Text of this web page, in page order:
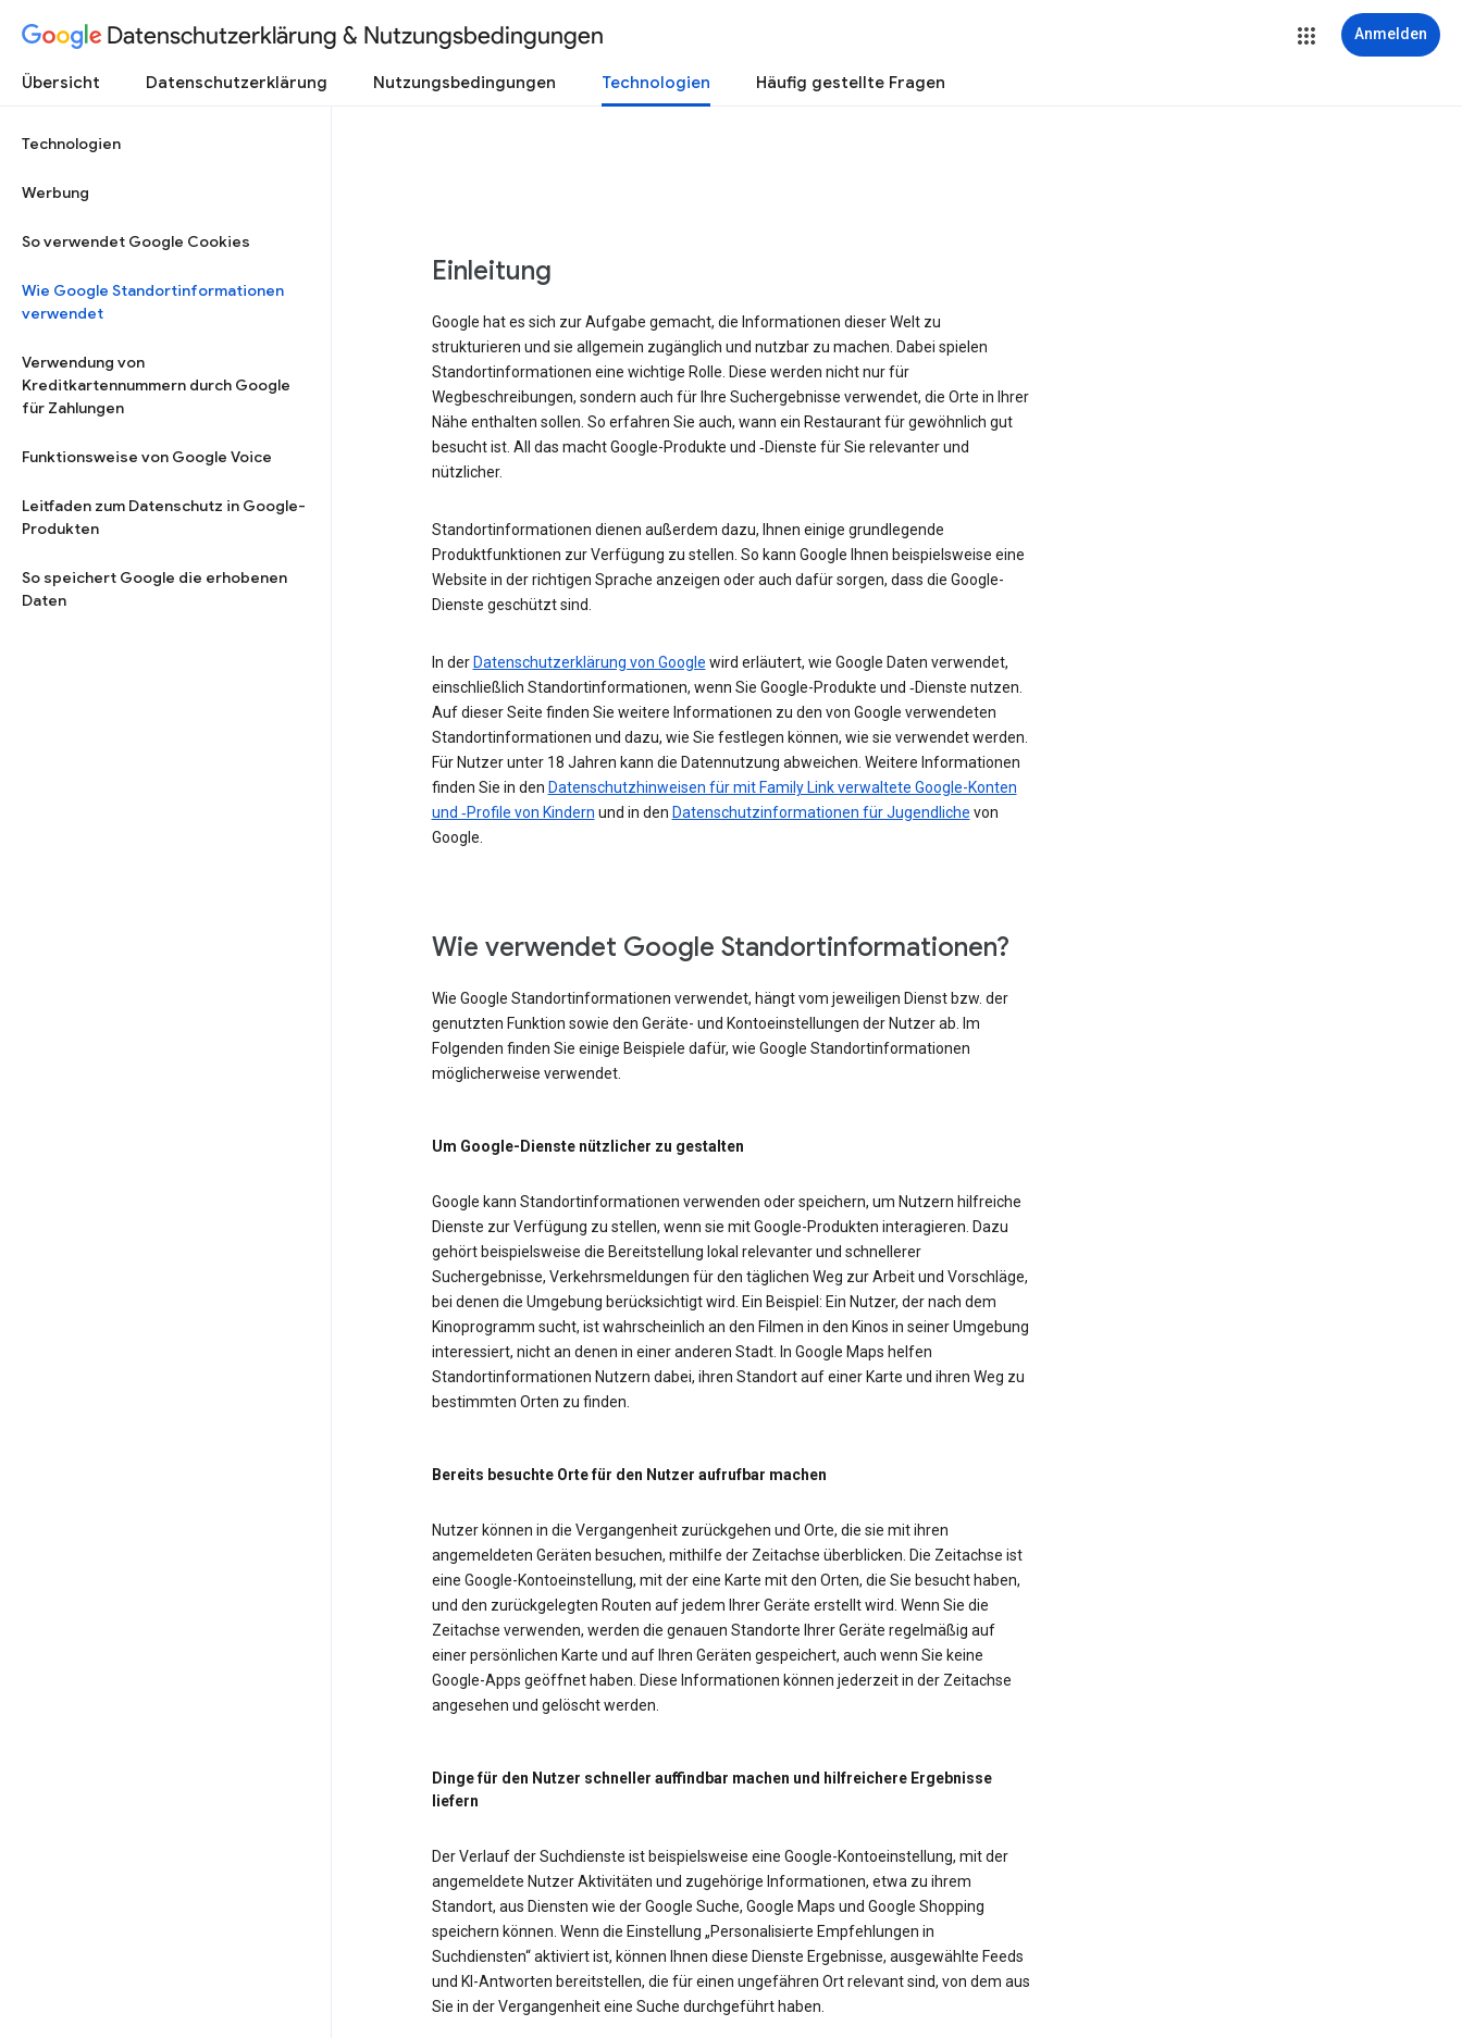
Datenschutzerklärung & Nutzungsbedingungen Anmelden
Übersicht Datenschutzerklärung Nutzungsbedingungen Technologien Häufig gestellte Fragen
Technologien
Werbung
So verwendet Google Cookies
Wie Google Standortinformationen
verwendet
Verwendung von
Kreditkartennummern durch Google
für Zahlungen
Funktionsweise von Google Voice
Leitfaden zum Datenschutz in Google-
Produkten
So speichert Google die erhobenen
Daten
Einleitung
Google hat es sich zur Aufgabe gemacht, die Informationen dieser Welt zu
strukturieren und sie allgemein zugänglich und nutzbar zu machen. Dabei spielen
Standortinformationen eine wichtige Rolle. Diese werden nicht nur für
Wegbeschreibungen, sondern auch für Ihre Suchergebnisse verwendet, die Orte in Ihrer
Nähe enthalten sollen. So erfahren Sie auch, wann ein Restaurant für gewöhnlich gut
besucht ist. All das macht Google-Produkte und ‑Dienste für Sie relevanter und
nützlicher.
Standortinformationen dienen außerdem dazu, Ihnen einige grundlegende
Produktfunktionen zur Verfügung zu stellen. So kann Google Ihnen beispielsweise eine
Website in der richtigen Sprache anzeigen oder auch dafür sorgen, dass die Google-
Dienste geschützt sind.
In der Datenschutzerklärung von Google wird erläutert, wie Google Daten verwendet,
einschließlich Standortinformationen, wenn Sie Google-Produkte und ‑Dienste nutzen.
Auf dieser Seite finden Sie weitere Informationen zu den von Google verwendeten
Standortinformationen und dazu, wie Sie festlegen können, wie sie verwendet werden.
Für Nutzer unter 18 Jahren kann die Datennutzung abweichen. Weitere Informationen
finden Sie in den Datenschutzhinweisen für mit Family Link verwaltete Google-Konten
und ‑Profile von Kindern und in den Datenschutzinformationen für Jugendliche von
Google.
Wie verwendet Google Standortinformationen?
Wie Google Standortinformationen verwendet, hängt vom jeweiligen Dienst bzw. der
genutzten Funktion sowie den Geräte- und Kontoeinstellungen der Nutzer ab. Im
Folgenden finden Sie einige Beispiele dafür, wie Google Standortinformationen
möglicherweise verwendet.
Um Google-Dienste nützlicher zu gestalten
Google kann Standortinformationen verwenden oder speichern, um Nutzern hilfreiche
Dienste zur Verfügung zu stellen, wenn sie mit Google-Produkten interagieren. Dazu
gehört beispielsweise die Bereitstellung lokal relevanter und schnellerer
Suchergebnisse, Verkehrsmeldungen für den täglichen Weg zur Arbeit und Vorschläge,
bei denen die Umgebung berücksichtigt wird. Ein Beispiel: Ein Nutzer, der nach dem
Kinoprogramm sucht, ist wahrscheinlich an den Filmen in den Kinos in seiner Umgebung
interessiert, nicht an denen in einer anderen Stadt. In Google Maps helfen
Standortinformationen Nutzern dabei, ihren Standort auf einer Karte und ihren Weg zu
bestimmten Orten zu finden.
Bereits besuchte Orte für den Nutzer aufrufbar machen
Nutzer können in die Vergangenheit zurückgehen und Orte, die sie mit ihren
angemeldeten Geräten besuchen, mithilfe der Zeitachse überblicken. Die Zeitachse ist
eine Google-Kontoeinstellung, mit der eine Karte mit den Orten, die Sie besucht haben,
und den zurückgelegten Routen auf jedem Ihrer Geräte erstellt wird. Wenn Sie die
Zeitachse verwenden, werden die genauen Standorte Ihrer Geräte regelmäßig auf
einer persönlichen Karte und auf Ihren Geräten gespeichert, auch wenn Sie keine
Google-Apps geöffnet haben. Diese Informationen können jederzeit in der Zeitachse
angesehen und gelöscht werden.
Dinge für den Nutzer schneller auffindbar machen und hilfreichere Ergebnisse
liefern
Der Verlauf der Suchdienste ist beispielsweise eine Google-Kontoeinstellung, mit der
angemeldete Nutzer Aktivitäten und zugehörige Informationen, etwa zu ihrem
Standort, aus Diensten wie der Google Suche, Google Maps und Google Shopping
speichern können. Wenn die Einstellung „Personalisierte Empfehlungen in
Suchdiensten“ aktiviert ist, können Ihnen diese Dienste Ergebnisse, ausgewählte Feeds
und KI-Antworten bereitstellen, die für einen ungefähren Ort relevant sind, von dem aus
Sie in der Vergangenheit eine Suche durchgeführt haben.